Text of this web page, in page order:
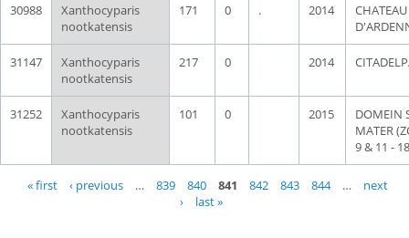
30988
Xanthocyparis
nootkatensis
171 0 . 2014
31147
Xanthocyparis
nootkatensis
217 0 2014
31252
Xanthocyparis
nootkatensis
101 0 2015
DOMEIN
MATER
9 & 11 -
Pages
« first ‹ previous … 839 840 841 842 843 844 …
next
›
last »